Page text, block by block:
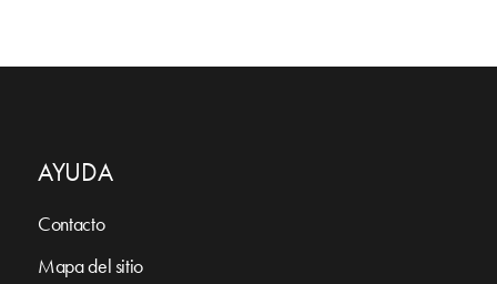
AYUDA
Contacto
Mapa del sitio